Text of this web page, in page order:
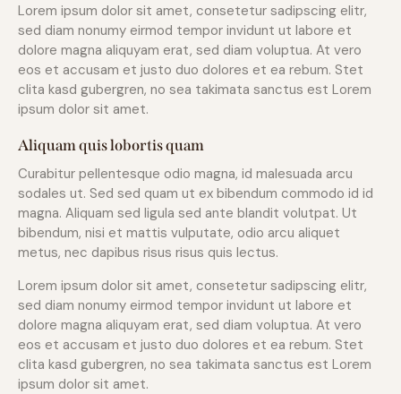
Lorem ipsum dolor sit amet, consetetur sadipscing elitr,
sed diam nonumy eirmod tempor invidunt ut labore et
dolore magna aliquyam erat, sed diam voluptua. At vero
eos et accusam et justo duo dolores et ea rebum. Stet
clita kasd gubergren, no sea takimata sanctus est Lorem
ipsum dolor sit amet.
Aliquam quis lobortis quam
Curabitur pellentesque odio magna, id malesuada arcu
sodales ut. Sed sed quam ut ex bibendum commodo id id
magna. Aliquam sed ligula sed ante blandit volutpat. Ut
bibendum, nisi et mattis vulputate, odio arcu aliquet
metus, nec dapibus risus risus quis lectus.
Lorem ipsum dolor sit amet, consetetur sadipscing elitr,
sed diam nonumy eirmod tempor invidunt ut labore et
dolore magna aliquyam erat, sed diam voluptua. At vero
eos et accusam et justo duo dolores et ea rebum. Stet
clita kasd gubergren, no sea takimata sanctus est Lorem
ipsum dolor sit amet.